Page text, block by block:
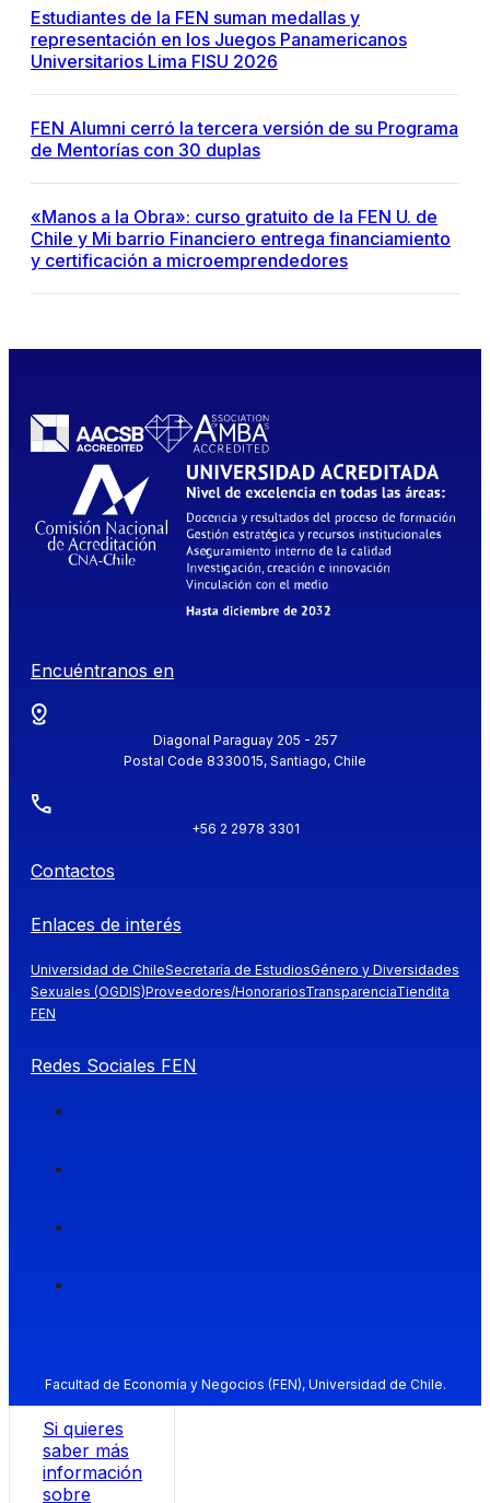
Estudiantes de la FEN suman medallas y
representación en los Juegos Panamericanos
Universitarios Lima FISU 2026
FEN Alumni cerró la tercera versión de su Programa
de Mentorías con 30 duplas
«Manos a la Obra»: curso gratuito de la FEN U. de
Chile y Mi barrio Financiero entrega financiamiento
y certificación a microemprendedores
Encuéntranos en
Diagonal Paraguay 205 - 257
Postal Code 8330015, Santiago, Chile
+56 2 2978 3301
Contactos
Enlaces de interés
Universidad de ChileSecretaría de EstudiosGénero y Diversidades
Sexuales (OGDIS)Proveedores/HonorariosTransparenciaTiendita
FEN
Redes Sociales FEN
Facultad de Economía y Negocios (FEN), Universidad de Chile.
Si quieres
saber más
información
sobre